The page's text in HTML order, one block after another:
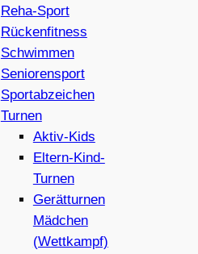
Reha-Sport
Rückenfitness
Schwimmen
Seniorensport
Sportabzeichen
Turnen
Aktiv-Kids
Eltern-Kind-
Turnen
Gerätturnen
Mädchen
(Wettkampf)